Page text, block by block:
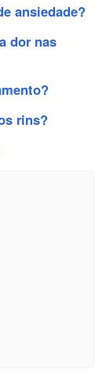
ansiedade?
dor nas
rins?